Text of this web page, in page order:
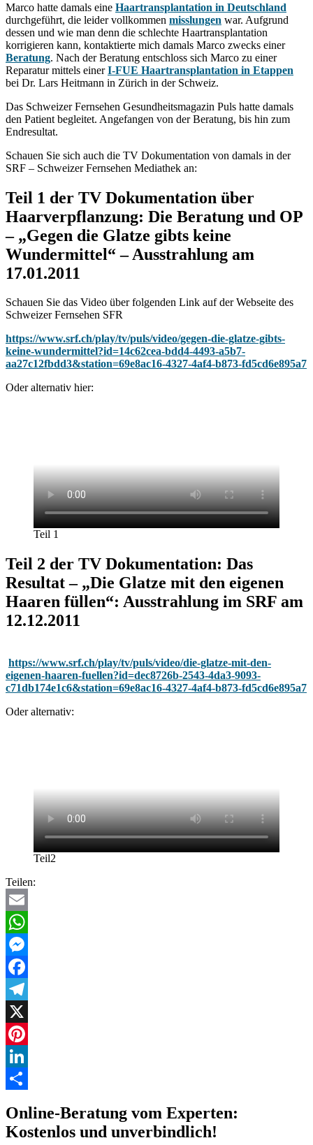
Marco hatte damals eine Haartransplantation in Deutschland
durchgeführt, die leider vollkommen misslungen war. Aufgrund
dessen und wie man denn die schlechte Haartransplantation
korrigieren kann, kontaktierte mich damals Marco zwecks einer
Beratung. Nach der Beratung entschloss sich Marco zu einer
Reparatur mittels einerI-FUE Haartransplantation in Etappen
bei Dr. Lars Heitmann in Zürich in der Schweiz.
Das Schweizer Fernsehen Gesundheitsmagazin Puls hatte damals
den Patient begleitet. Angefangen von der Beratung, bis hin zum
Endresultat.
Schauen Sie sich auch die TV Dokumentation von damals in der
SRF – Schweizer Fernsehen Mediathek an:
Teil 1 der TV Dokumentation über
Haarverpflanzung: Die Beratung und OP
– „Gegen die Glatze gibts keine
Wundermittel“ – Ausstrahlung am
17.01.2011
Schauen Sie das Video über folgenden Link auf der Webseite des
Schweizer Fernsehen SFR
https://www.srf.ch/play/tv/puls/video/gegen-die-glatze-gibts-
keine-wundermittel?id=14c62cea-bdd4-4493-a5b7-
aa27c12fbdd3&station=69e8ac16-4327-4af4-b873-fd5cd6e895a7
Oder alternativ hier:
Teil 1
Teil 2 der TV Dokumentation: Das
Resultat – „Die Glatze mit den eigenen
Haaren füllen“: Ausstrahlung im SRF am
12.12.2011
https://www.srf.ch/play/tv/puls/video/die-glatze-mit-den-
eigenen-haaren-fuellen?id=dec8726b-2543-4da3-9093-
c71db174e1c6&station=69e8ac16-4327-4af4-b873-fd5cd6e895a7
Oder alternativ:
Teil2
Teilen:
Email
WhatsApp
Messenger
Facebook
Telegram
X
Pinterest
LinkedIn
Online-Beratung vom Experten:
Kostenlos und unverbindlich!